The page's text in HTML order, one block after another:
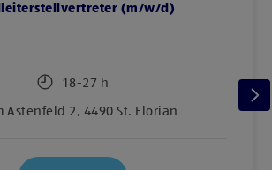
(m/w/d)
18-27 h
Astenfeld 2, 4490 St. Florian